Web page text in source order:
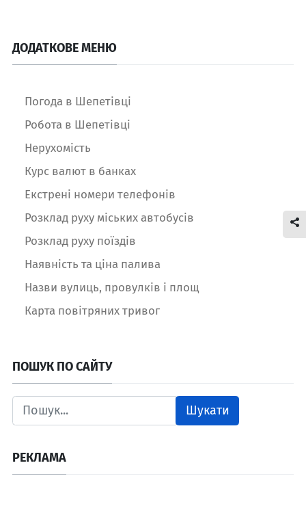
ДОДАТКОВЕ МЕНЮ
Погода в Шепетівці
Робота в Шепетівці
Нерухомість
Курс валют в банках
Екстрені номери телефонів
Розклад руху міських автобусів
Розклад руху поїздів
Наявність та ціна палива
Назви вулиць, провулків і площ
Карта повітряних тривог
ПОШУК ПО САЙТУ
Шукати
РЕКЛАМА